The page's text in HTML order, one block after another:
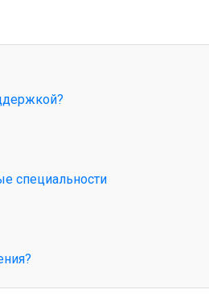
специальности